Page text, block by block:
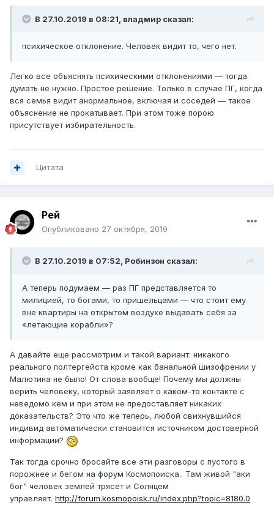
главная задача его контрагентов сводится к тому, чтобы
его
койных, которые такжe фигурировали в иерархии
«Божества». После смерти И. Л. должен войти в «божью
ризницу», куда никто из них не может войти, взять
«Божественную библию», уничтожить не читая
они смогут управлять «божьим кораблем». Но не таков
глашена «гномовская республика». И.Л. разъяснил
дружественной республике «чем отличается
материализмом, а также в чем заключается конечная
цель капитализма и коммунизма» [106], в результате
Кроме того, в ходе контакта Иван Леонтьевич сделал
весьма ценные наблюдения, характеризующие
контрагентов. Вначале он считал их глубоко мыслящими
существами, в особенности когда подметил, что они
внушать им свои.
Но постепенно И.Л. понял, что они знают только то, что И.
Л. узнает из газет, книг или телепередач, т.е. пользуются
сенсорными каналами Ивана Леонтьевича. При этом
события, о которых они узнают через И. Л., «помнят
только короткий промежуток времени. «Так, если
пройдет, например, минута, я спрошу у них, что было
только что, они уже не знают. Вообще же считают себя
умными. Начнут вопросы задавать, только знай отвечай.
Но вопросы задавать и глупец может. Решил проверить
их знания, чтобы не надоедали с вопросами. Оказалось,
не знают простой арифметики, не могут, например,
сложить простые числа, не говоря уже об умножении и
В 27.10.2019 в 08:21, владмир сказал:
психическое отклонение. Человек видит то, чего нет.
Легко все объяснять психическими отклонениями — тогда
думать не нужно. Простое решение. Только в случае ПГ, когда
вся семья видит анормальное, включая и соседей — такое
объяснение не прокатывает. При этом тоже порою
присутствует избирательность.
Цитата
Рей
Опубликовано 27 октября, 2019
В 27.10.2019 в 07:52, Робинзон сказал:
А теперь подумаем — раз ПГ представляется то
милицией, то богами, то пришельцами — что стоит ему
вне квартиры на открытом воздухе выдавать себя за
«летающие корабли»?
А давайте еще рассмотрим и такой вариант: никакого
реального полтергейста кроме как банальной шизофрении у
Малютина не было! От слова вообще! Почему мы должны
верить человеку, который заявляет о каком-то контакте с
неведомо кем и при этом не предоставляет никаких
доказательств? Это что же теперь, любой свихнувшийся
индивид автоматически становится источником достоверной
информации?
Так тогда срочно бросайте все эти разговоры с пустого в
порожнее и бегом на форум Космопоиска.. Там живой "аки
бог" человек землей трясет и Солнцем
управляет. http://forum.kosmopoisk.ru/index.php?topic=8180.0